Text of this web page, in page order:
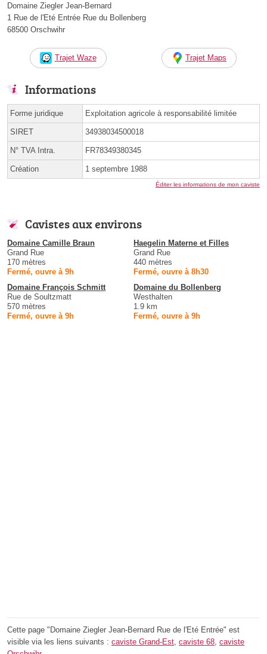
Domaine Ziegler Jean-Bernard
1 Rue de l'Eté Entrée Rue du Bollenberg
68500 Orschwihr
Trajet Waze Trajet Maps
Informations
Forme juridique Exploitation agricole à responsabilité limitée
SIRET 34938034500018
N° TVA Intra. FR78349380345
Création 1 septembre 1988
Éditer les informations de mon caviste
Cavistes aux environs
Domaine Camille Braun
Grand Rue
170 mètres
Fermé, ouvre à 9h
Haegelin Materne et Filles
Grand Rue
440 mètres
Fermé, ouvre à 8h30
Domaine François Schmitt
Rue de Soultzmatt
570 mètres
Fermé, ouvre à 9h
Domaine du Bollenberg
Westhalten
1.9 km
Fermé, ouvre à 9h
Cette page "Domaine Ziegler Jean-Bernard Rue de l'Eté Entrée" est
visible via les liens suivants : caviste Grand-Est caviste 68 caviste